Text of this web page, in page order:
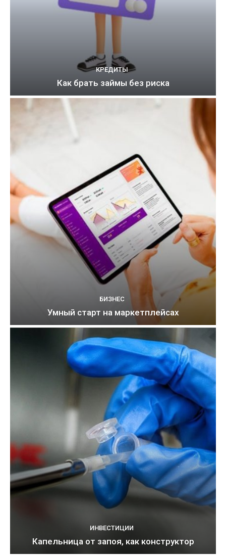
КРЕДИТЫ
Как брать займы без риска
БИЗНЕС
Умный старт на маркетплейсах
ИНВЕСТИЦИИ
Капельница от запоя, как конструктор